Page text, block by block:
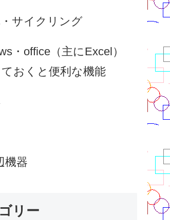
サイクリング
・office（主にExcel）
おくと便利な機能
機器
リー